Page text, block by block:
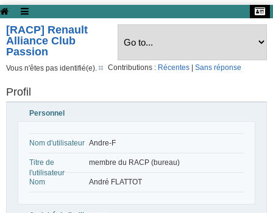
[RACP] Renault
Alliance Club
Passion
Vous n'êtes pas identifié(e). Contributions : Récentes Sans réponse
Profil
Personnel
Nom d'utilisateur Andre-F
Titre de
l'utilisateur
membre du RACP (bureau)
Nom André FLATTOT